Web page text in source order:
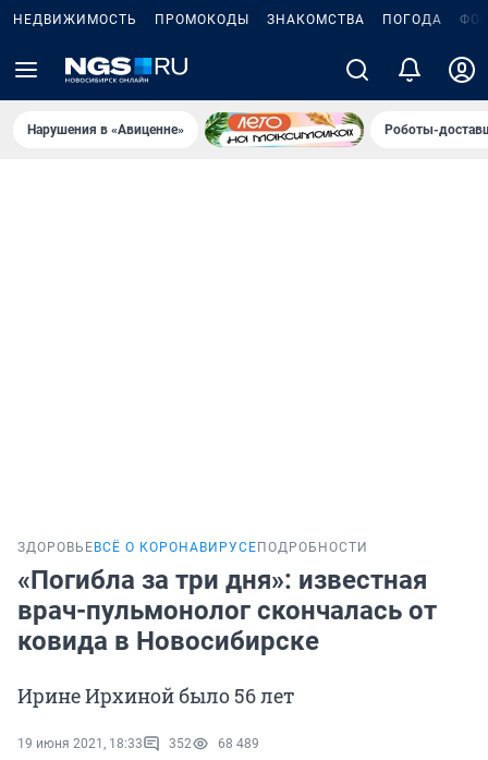
НЕДВИЖИМОСТЬ ПРОМОКОДЫ ЗНАКОМСТВА ПОГОДА
Нарушения в «Авиценне» Роботы-
ЗДОРОВЬЕ ВСЁ О КОРОНАВИРУСЕ ПОДРОБНОСТИ
«Погибла за три дня»: известная
врач-пульмонолог скончалась от
ковида в Новосибирске
Ирине Ирхиной было 56 лет
19 июня 2021, 18:33 352 68 489